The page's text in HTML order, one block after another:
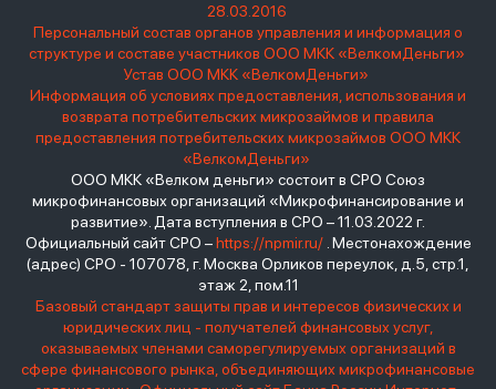
28.03.2016
Персональный состав органов управления и информация о
структуре и составе участников ООО МКК «ВелкомДеньги»
Устав ООО МКК «ВелкомДеньги»
Информация об условиях предоставления, использования и
возврата потребительских микрозаймов и правила
предоставления потребительских микрозаймов ООО МКК
«ВелкомДеньги»
ООО МКК «Велком деньги» состоит в СРО Союз
микрофинансовых организаций «Микрофинансирование и
развитие». Дата вступления в СРО – 11.03.2022 г.
Официальный сайт СРО –https://npmir.ru/. Местонахождение
(адрес) СРО - 107078, г. Москва Орликов переулок, д.5, стр.1,
этаж 2, пом.11
Базовый стандарт защиты прав и интересов физических и
юридических лиц - получателей финансовых услуг,
оказываемых членами саморегулируемых организаций в
сфере финансового рынка, объединяющих микрофинансовые